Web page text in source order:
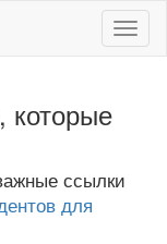
которые
ссылки
для